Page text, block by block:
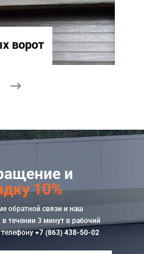
ворот
и
10%
обратной связи и наш
течении 3 минут в рабочий
телефону+7 (863) 438-50-02